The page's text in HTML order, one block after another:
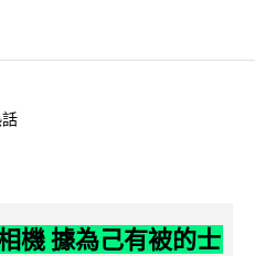
機 據為己有被的士